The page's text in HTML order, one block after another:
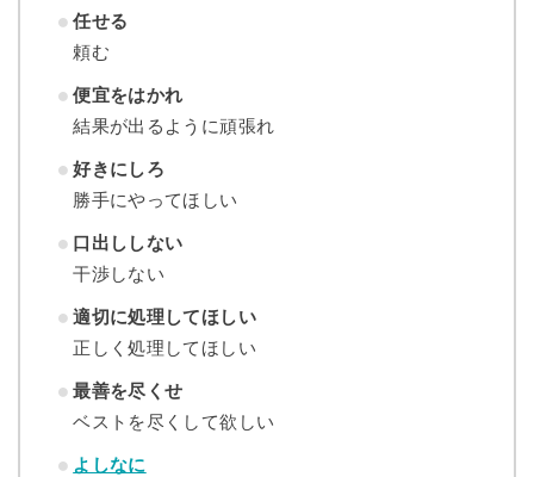
任せる
頼む
便宜をはかれ
結果が出るように頑張れ
好きにしろ
勝手にやってほしい
口出ししない
干渉しない
適切に処理してほしい
正しく処理してほしい
最善を尽くせ
ベストを尽くして欲しい
よしなに